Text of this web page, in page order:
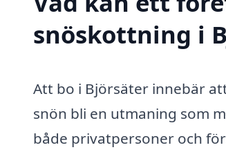
snöskottning i
Att bo i Björsäter innebär
snön bli en utmaning som
både privatpersoner och